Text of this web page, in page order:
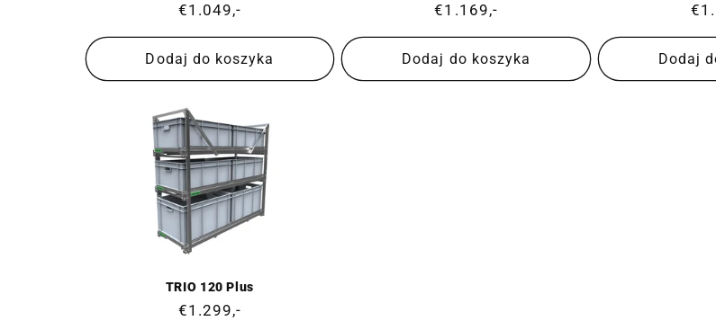
Cena
regularna
€1.049,-
Dodaj do koszyka
Cena
regularna
€1.169,-
Dodaj do koszyka Dodaj
TRIO 120 Plus
Cena
€1.299,-